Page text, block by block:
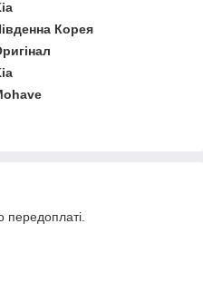
Корея
передоплаті.